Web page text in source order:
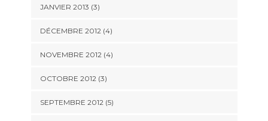
JANVIER 2013 (3)
DÉCEMBRE 2012(4)
NOVEMBRE 2012(4)
OCTOBRE 2012(3)
SEPTEMBRE 2012(5)